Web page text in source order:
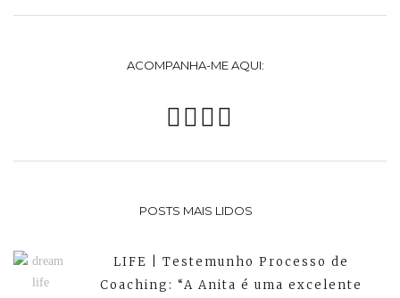
ACOMPANHA-ME AQUI:
POSTS MAIS LIDOS
LIFE | Testemunho Processo de
Coaching: “A Anita é uma excelente